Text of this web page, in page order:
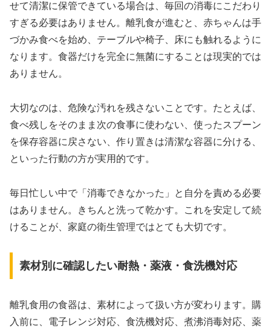
せて清潔に保管できている場合は、毎回の消毒にこだわり
すぎる必要はありません。離乳食が進むと、赤ちゃんは手
づかみ食べを始め、テーブルや椅子、床にも触れるように
なります。食器だけを完全に無菌にすることは現実的では
ありません。
大切なのは、危険な汚れを残さないことです。たとえば、
食べ残しをそのまま次の食事に使わない、使ったスプーン
を保存容器に戻さない、作り置きは清潔な容器に分ける、
といった行動の方が実用的です。
毎日忙しい中で「消毒できなかった」と自分を責める必要
はありません。きちんと洗って乾かす。これを安定して続
けることが、家庭の衛生管理ではとても大切です。
素材別に確認したい耐熱・薬液・食洗機対応
離乳食用の食器は、素材によって扱い方が変わります。購
入前に、電子レンジ対応、食洗機対応、煮沸消毒対応、薬